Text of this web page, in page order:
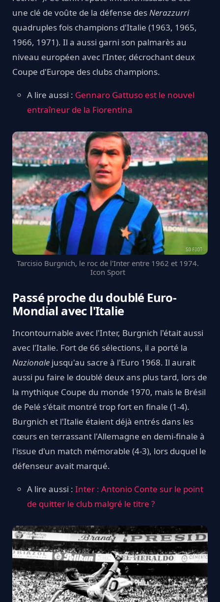
une clé de voûte de la défense desNerazzurri
quadruples fois champions d'Italie (1963, 1965,
1966, 1971). Il a aussi garni son palmarès au
niveau européen avec l'Inter, décrochant deux
Coupe d'Europe des clubs champions.
A lire aussi : Gennaro Gattuso est le nouvel
entraîneur de la Fiorentina
Tarcisio Burgnich, le roc de l'Inter entre 1962 et 1974.
Icon Sport
Passé proche du doublé Euro-
Mondial avec l'Italie
Incontournable avec l'Inter, Burgnich l'était aussi
avec l'Italie. Fort de 66 sélections, il a porté la
Nazionale jusqu'au sacre à l'Euro 1968. Il aurait
aussi pu faire le doublé deux ans plus tard, lors de
la mythique Coupe du monde 1970, mais le Brésil
de Pelé s'était montré trop fort en finale (1-4).
Burgnich et l'Italie étaient déjà entrés dans les
cœurs en terrassant l'Allemagne en demi-finale à
l'issue d'un match mémorable (4-3), lors duquel le
défenseur avait marqué.
A lire aussi : Inter : Antonio Conte sur le point
de quitter le club malgré le titre ?